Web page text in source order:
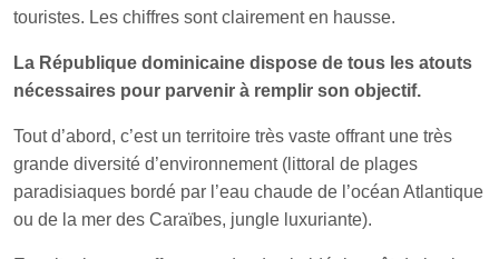
touristes. Les chiffres sont clairement en hausse.
La République dominicaine dispose de tous les atouts
nécessaires pour parvenir à remplir son objectif.
Tout d’abord, c’est un territoire très vaste offrant une très
grande diversité d’environnement (littoral de plages
paradisiaques bordé par l’eau chaude de l’océan Atlantique
ou de la mer des Caraïbes, jungle luxuriante).